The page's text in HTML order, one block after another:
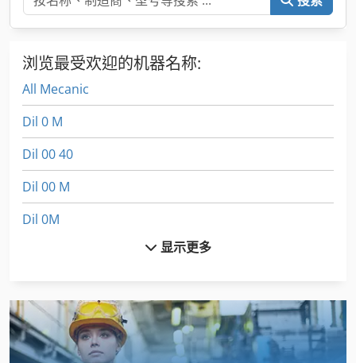
浏览最受欢迎的机器名称:
All Mecanic
Dil 0 M
Dil 00 40
Dil 00 M
Dil 0M
German
Gkt 60
显示更多